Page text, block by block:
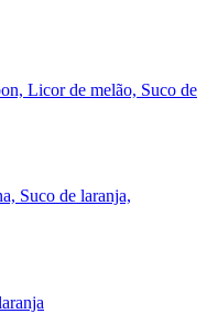
Licor de melão, Suco de
Suco de laranja,